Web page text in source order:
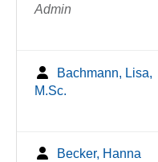
Admin
Bachmann, Lisa,
M.Sc.
Becker, Hanna